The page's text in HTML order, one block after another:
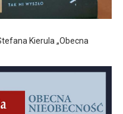
Kierula „Obecna